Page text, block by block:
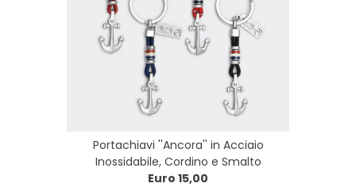
Portachiavi ''Ancora'' in Acciaio
Inossidabile, Cordino e Smalto
Euro 15,00